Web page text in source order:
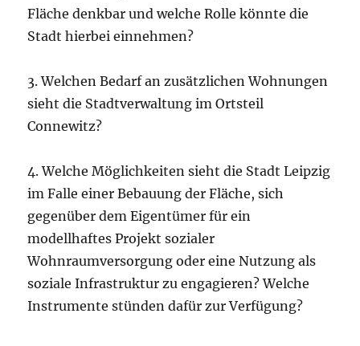
Fläche denkbar und welche Rolle könnte die
Stadt hierbei einnehmen?
3. Welchen Bedarf an zusätzlichen Wohnungen
sieht die Stadtverwaltung im Ortsteil
Connewitz?
4. Welche Möglichkeiten sieht die Stadt Leipzig
im Falle einer Bebauung der Fläche, sich
gegenüber dem Eigentümer für ein
modellhaftes Projekt sozialer
Wohnraumversorgung oder eine Nutzung als
soziale Infrastruktur zu engagieren? Welche
Instrumente stünden dafür zur Verfügung?